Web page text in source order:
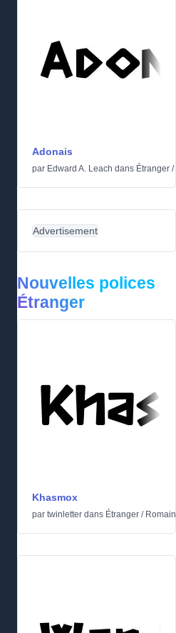
Adonais
par Edward A. Leach dans Étranger /
Advertisement
Nouvelles polices
Étranger
Khasmox
par twinletter dans Étranger /